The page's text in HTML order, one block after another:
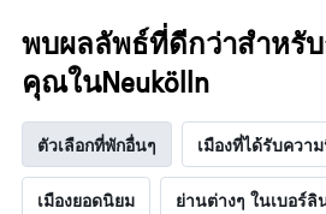
พบผลลัพธ์ที่ดีกว่าสำหรับ
คุณในNeukölln
ตัวเลือกที่พักอื่นๆ เมืองที่ได้รับควา
เมืองยอดนิยม ย่านต่างๆ ในเบอร์ลิ